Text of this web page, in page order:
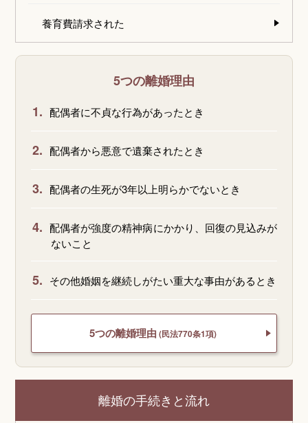
養育費請求された
5つの離婚理由
1. 配偶者に不貞な行為があったとき
2. 配偶者から悪意で遺棄されたとき
3. 配偶者の生死が3年以上明らかでないとき
4. 配偶者が強度の精神病にかかり、回復の見込みが
ないこと
5. その他婚姻を継続しがたい重大な事由があるとき
5つの離婚理由 (民法770条1項)
離婚の手続きと流れ